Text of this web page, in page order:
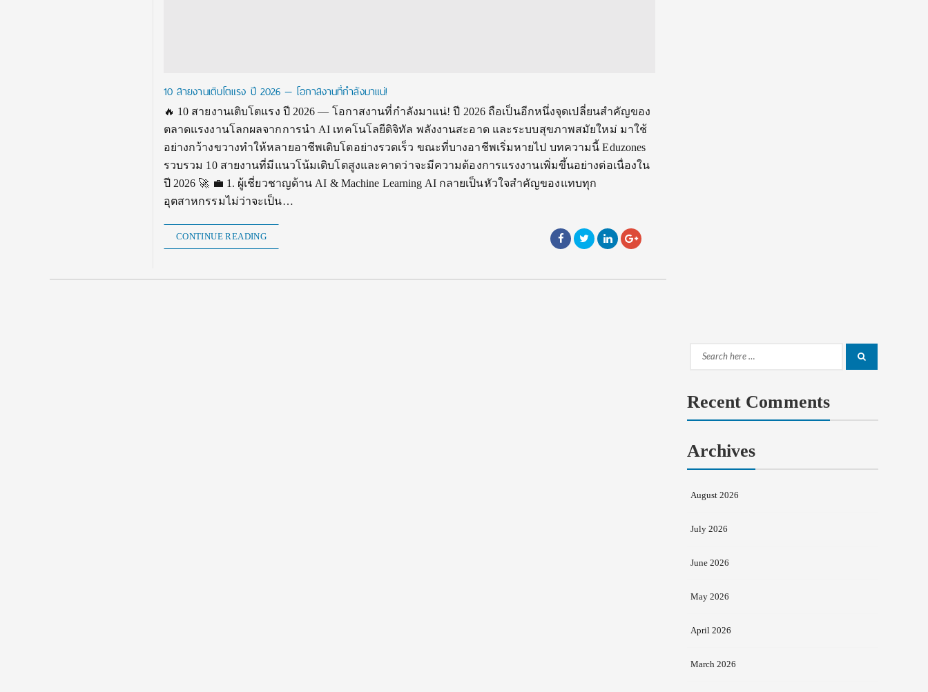
10 สายงานเติบโตแรง ปี 2026 — โอกาสงานที่กำลังมาแน่!
🔥 10 สายงานเติบโตแรง ปี 2026 — โอกาสงานที่กำลังมาแน่! ปี 2026 ถือเป็นอีกหนึ่งจุดเปลี่ยนสำคัญของ
ตลาดแรงงานโลกผลจากการนำ AI เทคโนโลยีดิจิทัล พลังงานสะอาด และระบบสุขภาพสมัยใหม่ มาใช้
อย่างกว้างขวางทำให้หลายอาชีพเติบโตอย่างรวดเร็ว ขณะที่บางอาชีพเริ่มหายไป บทความนี้ Eduzones
รวบรวม 10 สายงานที่มีแนวโน้มเติบโตสูงและคาดว่าจะมีความต้องการแรงงานเพิ่มขึ้นอย่างต่อเนื่องใน
ปี 2026 🚀 💼 1. ผู้เชี่ยวชาญด้าน AI & Machine Learning AI กลายเป็นหัวใจสำคัญของแทบทุก
อุตสาหกรรมไม่ว่าจะเป็น…
CONTINUE READING
Search
Recent Comments
Archives
August 2026
July 2026
June 2026
May 2026
April 2026
March 2026